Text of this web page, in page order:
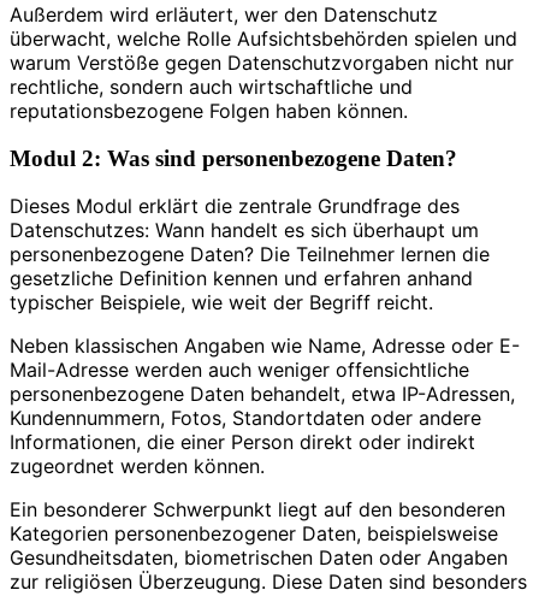
Außerdem wird erläutert, wer den Datenschutz
überwacht, welche Rolle Aufsichtsbehörden spielen und
warum Verstöße gegen Datenschutzvorgaben nicht nur
rechtliche, sondern auch wirtschaftliche und
reputationsbezogene Folgen haben können.
Modul 2: Was sind personenbezogene Daten?
Dieses Modul erklärt die zentrale Grundfrage des
Datenschutzes: Wann handelt es sich überhaupt um
personenbezogene Daten? Die Teilnehmer lernen die
gesetzliche Definition kennen und erfahren anhand
typischer Beispiele, wie weit der Begriff reicht.
Neben klassischen Angaben wie Name, Adresse oder E-
Mail-Adresse werden auch weniger offensichtliche
personenbezogene Daten behandelt, etwa IP-Adressen,
Kundennummern, Fotos, Standortdaten oder andere
Informationen, die einer Person direkt oder indirekt
zugeordnet werden können.
Ein besonderer Schwerpunkt liegt auf den besonderen
Kategorien personenbezogener Daten, beispielsweise
Gesundheitsdaten, biometrischen Daten oder Angaben
zur religiösen Überzeugung. Diese Daten sind besonders